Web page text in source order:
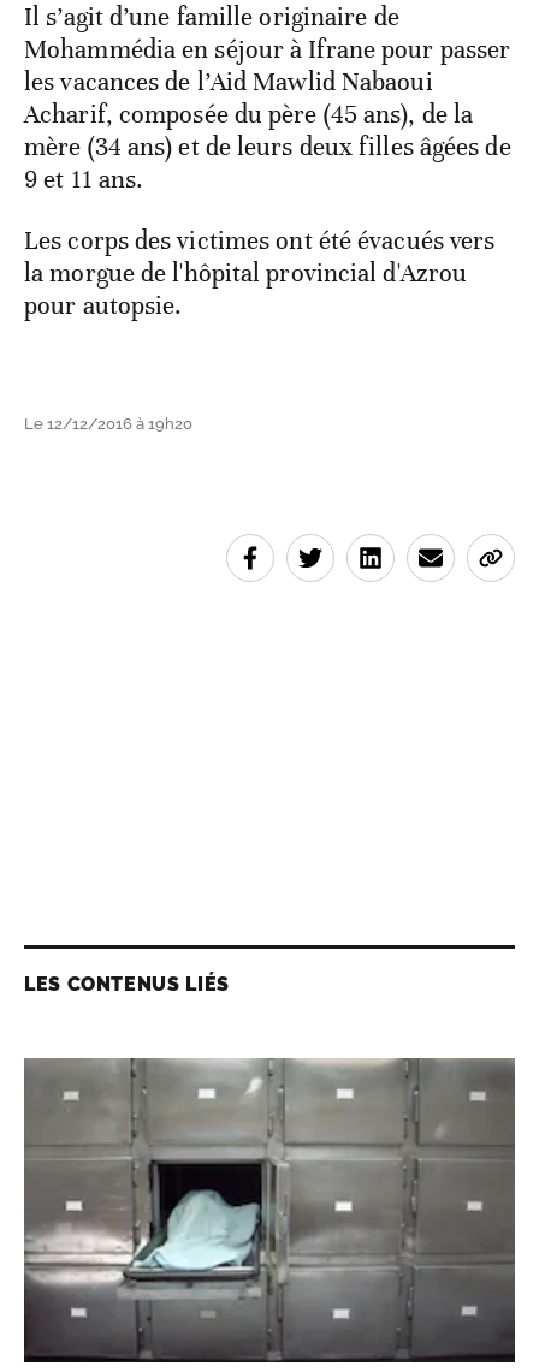
Il s’agit d’une famille originaire de
Mohammédia en séjour à Ifrane pour passer
les vacances de l’Aid Mawlid Nabaoui
Acharif, composée du père (45 ans), de la
mère (34 ans) et de leurs deux filles âgées de
9 et 11 ans.
Les corps des victimes ont été évacués vers
la morgue de l'hôpital provincial d'Azrou
pour autopsie.
Le 12/12/2016 à 19h20
LES CONTENUS LIÉS